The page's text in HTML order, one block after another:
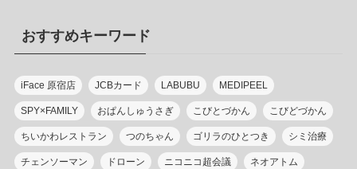
リ
ー
おすすめキーワード
iFace 原宿店 JCBカード LABUBU MEDIPEEL
SPY×FAMILY おぱんしゅうさぎ こびとづかん こびどづかん
ちいかわレストラン つのちゃん ゴリラのひとつき シミ治療
チェンソーマン ドローン ニコニコ超会議 ネオアトム